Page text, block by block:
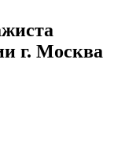
г. Москва